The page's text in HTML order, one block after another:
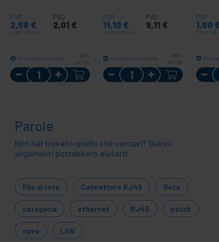
PVP
2,58 €
2,58 € IVA inc.
PVD
2,01 €
Consegna immediata
REF:
HF064
Quantità
PVP
11,10 €
11,10 € IVA inc.
PVD
9,11 €
Consegna immediata
REF:
HF069
Quantità
PVP
1,80
1,80 € IVA
Parole
Non hai trovato quello che cercavi? Questi
argomenti potrebbero aiutarti
Filo di rete Connettore RJ45 Rete
categoria ethernet RJ45 patch
cavo LAN